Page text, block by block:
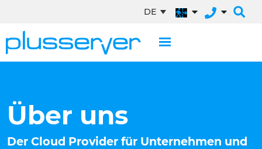
DE
Über uns
Der Cloud Provider für Unternehmen und